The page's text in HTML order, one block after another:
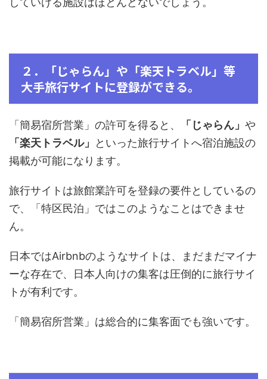
２．「じゃらん」や「楽天トラベル」等
大手旅行サイトに登録ができる。
「簡易宿所営業」の許可を得ると、 「じゃらん」 や
「楽天トラベル」
といった旅行サイトへ宿泊施設の
掲載が可能になります。
旅行サイトは旅館業許可を登録の要件としているの
で、「特区民泊」ではこのようなことはできませ
ん。
日本ではAirbnbのようなサイトは、まだまだマイナ
ーな存在で、日本人向けの集客は圧倒的に旅行サイ
トが有利です。
「簡易宿所営業」は総合的に集客面でも強いです。